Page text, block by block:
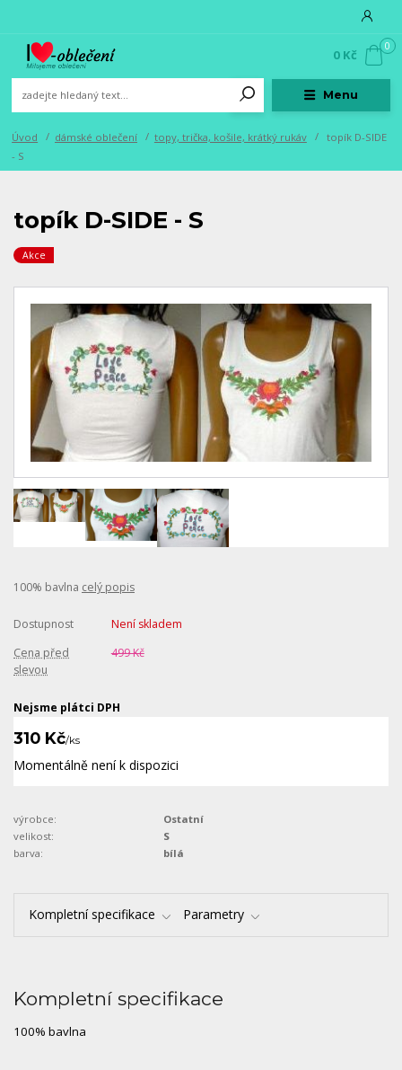
Menu
0
0 Kč
Úvod dámské oblečení topy, trička, košile, krátký rukáv
topík D-SIDE
- S
topík D-SIDE - S
Akce
100% bavlna celý popis
Dostupnost
Není skladem
Cena před
slevou
499 Kč
Nejsme plátci DPH
310 Kč/ks
Momentálně není k dispozici
výrobce:
Ostatní
velikost:
S
barva:
bílá
Kompletní specifikace Parametry
Kompletní specifikace
100% bavlna